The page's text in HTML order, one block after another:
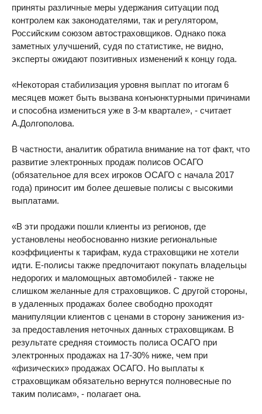
приняты различные меры удержания ситуации под
контролем как законодателями, так и регулятором,
Российским союзом автостраховщиков. Однако пока
заметных улучшений, судя по статистике, не видно,
эксперты ожидают позитивных изменений к концу года.
«Некоторая стабилизация уровня выплат по итогам 6
месяцев может быть вызвана конъюнктурными причинами
и способна измениться уже в 3-м квартале», - считает
А.Долгополова.
В частности, аналитик обратила внимание на тот факт, что
развитие электронных продаж полисов ОСАГО
(обязательное для всех игроков ОСАГО с начала 2017
года) приносит им более дешевые полисы с высокими
выплатами.
«В эти продажи пошли клиенты из регионов, где
установлены необоснованно низкие региональные
коэффициенты к тарифам, куда страховщики не хотели
идти. Е-полисы также предпочитают покупать владельцы
недорогих и маломощных автомобилей - также не
слишком желанные для страховщиков. С другой стороны,
в удаленных продажах более свободно проходят
манипуляции клиентов с ценами в сторону занижения из-
за предоставления неточных данных страховщикам. В
результате средняя стоимость полиса ОСАГО при
электронных продажах на 17-30% ниже, чем при
«физических» продажах ОСАГО. Но выплаты к
страховщикам обязательно вернутся полновесные по
таким полисам», - полагает она.